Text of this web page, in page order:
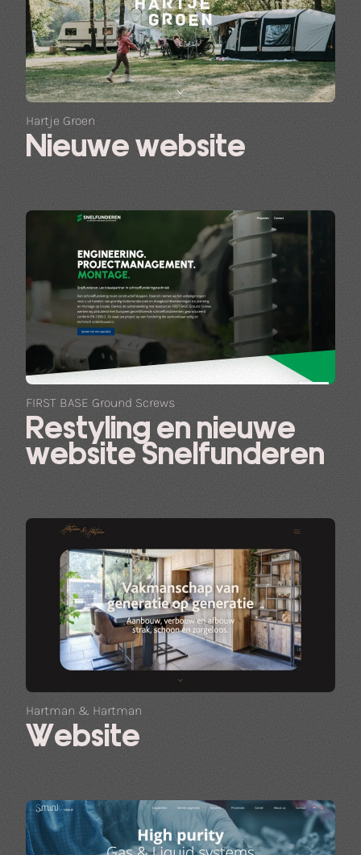
Hartje Groen
Nieuwe website
FIRST BASE Ground Screws
Restyling en nieuwe
website Snelfunderen
Hartman & Hartman
Website